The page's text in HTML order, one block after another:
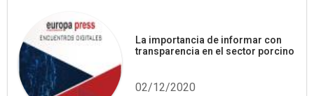
La importancia de informar con
transparencia en el sector porcino
02/12/2020